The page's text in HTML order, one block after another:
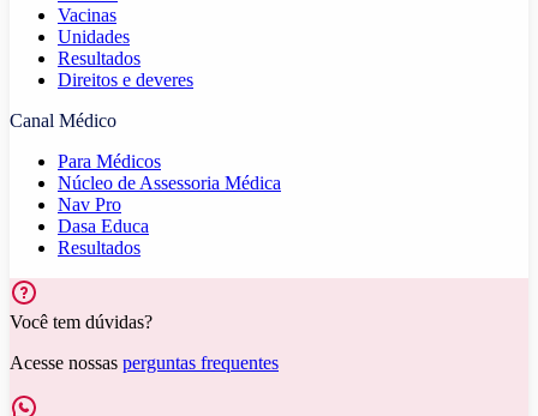
Vacinas
Unidades
Resultados
Direitos e deveres
Canal Médico
Para Médicos
Núcleo de Assessoria Médica
Nav Pro
Dasa Educa
Resultados
Você tem dúvidas?
Acesse nossas perguntas frequentes